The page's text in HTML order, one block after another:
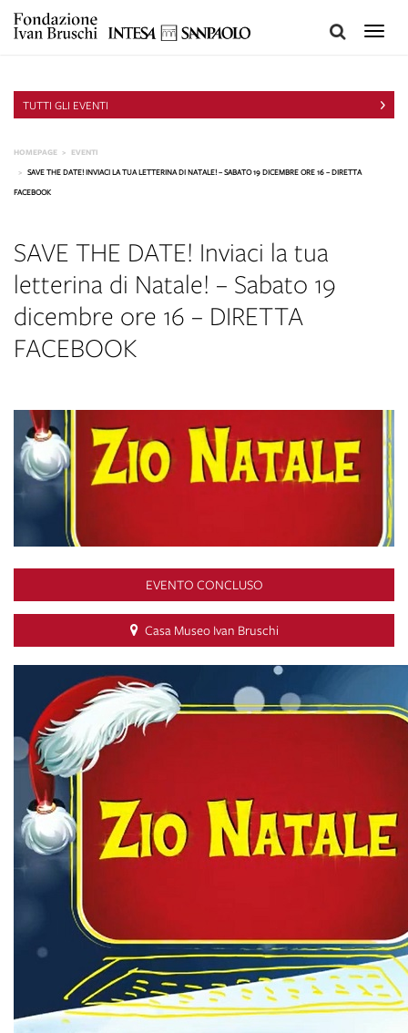
Toggle
TUTTI GLI EVENTI
HOMEPAGE EVENTI
SAVE THE DATE! INVIACI LA TUA LETTERINA DI NATALE! – SABATO 19 DICEMBRE ORE 16 – DIRETTA
FACEBOOK
SAVE THE DATE! Inviaci la tua
letterina di Natale! – Sabato 19
dicembre ore 16 – DIRETTA
FACEBOOK
EVENTO CONCLUSO
Casa Museo Ivan Bruschi